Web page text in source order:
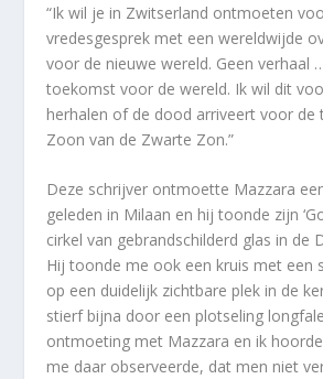
“Ik wil je in Zwitserland ontmoeten
vredesgesprek met een wereldwijde
voor de nieuwe wereld. Geen verhaal
toekomst voor de wereld. Ik wil dit
herhalen of de dood arriveert voor de
Zoon van de Zwarte Zon.”
Deze schrijver ontmoette Mazzara
geleden in Milaan en hij toonde zijn
cirkel van gebrandschilderd glas in de
Hij toonde me ook een kruis met een
op een duidelijk zichtbare plek in de
stierf bijna door een plotseling
ontmoeting met Mazzara en ik
me daar observeerde, dat men niet